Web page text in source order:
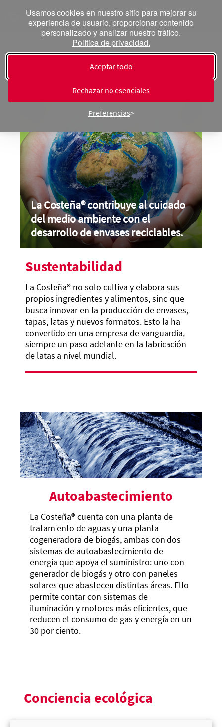
Usamos cookies en nuestro sitio para mejorar su
experiencia de usuario, proporcionar contenido
personalizado y analizar nuestro tráfico.
Política de privacidad.
Aceptar todo
Rechazar no esenciales
Preferencias
Responsabilidad
La Costeña®contribuye al cuidado
del medio ambiente con el
desarrollo de envases reciclables.
Sustentabilidad
La Costeña® no solo cultiva y elabora sus
propios ingredientes y alimentos, sino que
busca innovar en la producción de envases,
tapas, latas y nuevos formatos. Esto la ha
convertido en una empresa de vanguardia,
siempre un paso adelante en la fabricación
de latas a nivel mundial.
Autoabastecimiento
La Costeña®cuenta con una planta de
tratamiento de aguas y una planta
cogeneradora de biogás, ambas con dos
sistemas de autoabastecimiento de
energía que apoya el suministro: uno con
generador de biogás y otro con paneles
solares que abastecen distintas áreas. Ello
permite contar con sistemas de
iluminación y motores más eficientes, que
reducen el consumo de gas y energía en un
30 por ciento.
Conciencia ecológica